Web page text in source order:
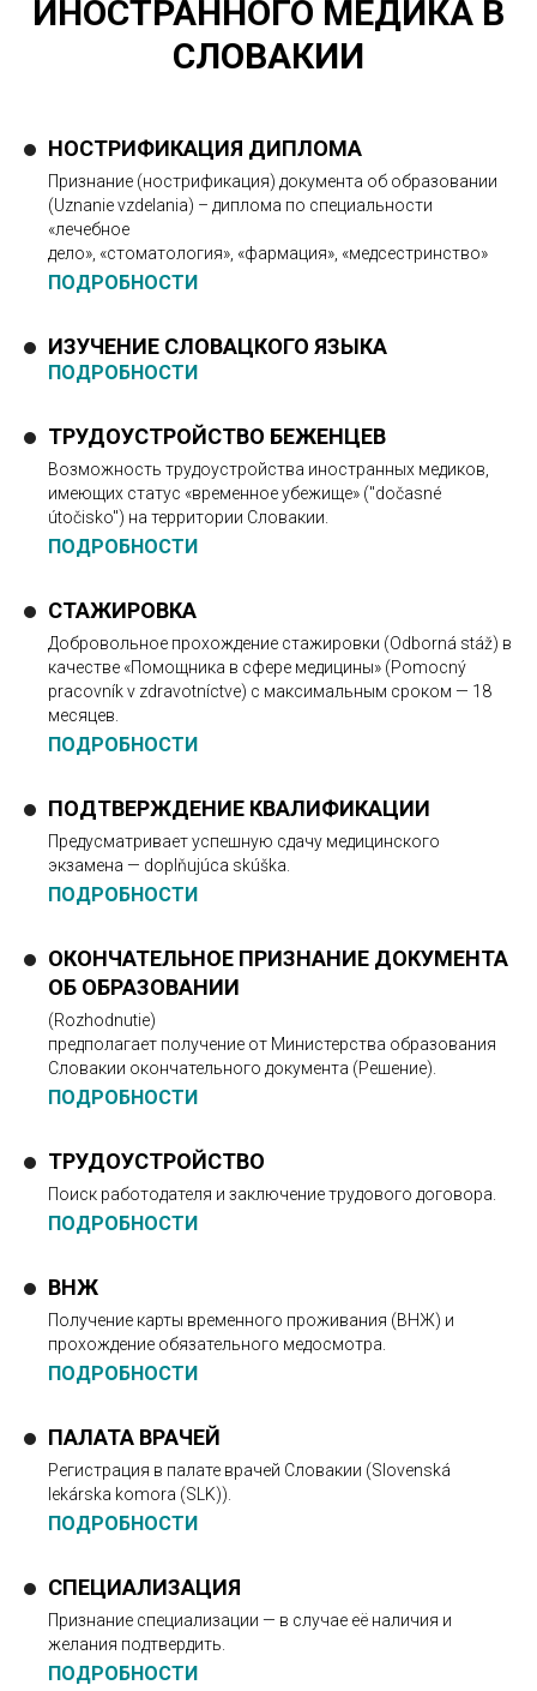
ИНОСТРАННОГО МЕДИКА В
СЛОВАКИИ
НОСТРИФИКАЦИЯ ДИПЛОМА
Признание (нострификация) документа об образовании
(Uznanie vzdelania) – диплома по специальности
«лечебное
дело», «стоматология», «фармация», «медсестринство»
ПОДРОБНОСТИ
ИЗУЧЕНИЕ СЛОВАЦКОГО ЯЗЫКА
ПОДРОБНОСТИ
ТРУДОУСТРОЙСТВО БЕЖЕНЦЕВ
Возможность трудоустройства иностранных медиков,
имеющих статус «временное убежище» ("dočasné
útočisko") на территории Словакии.
ПОДРОБНОСТИ
СТАЖИРОВКА
Добровольное прохождение стажировки (Odborná stáž) в
качестве «Помощника в сфере медицины» (Pomocný
pracovník v zdravotníctve) с максимальным сроком — 18
месяцев.
ПОДРОБНОСТИ
ПОДТВЕРЖДЕНИЕ КВАЛИФИКАЦИИ
Предусматривает успешную сдачу медицинского
экзамена — doplňujúca skúška.
ПОДРОБНОСТИ
ОКОНЧАТЕЛЬНОЕ ПРИЗНАНИЕ ДОКУМЕНТА
ОБ ОБРАЗОВАНИИ
(Rozhodnutie)
предполагает получение от Министерства образования
Словакии окончательного документа (Решение).
ПОДРОБНОСТИ
ТРУДОУСТРОЙСТВО
Поиск работодателя и заключение трудового договора.
ПОДРОБНОСТИ
ВНЖ
Получение карты временного проживания (ВНЖ) и
прохождение обязательного медосмотра.
ПОДРОБНОСТИ
ПАЛАТА ВРАЧЕЙ
Регистрация в палате врачей Словакии (Slovenská
lekárska komora (SLK)).
ПОДРОБНОСТИ
СПЕЦИАЛИЗАЦИЯ
Признание специализации — в случае её наличия и
желания подтвердить.
ПОДРОБНОСТИ